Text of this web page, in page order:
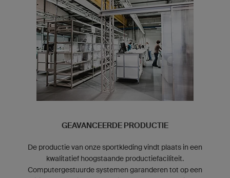
GEAVANCEERDE PRODUCTIE
De productie van onze sportkleding vindt plaats in een
kwalitatief hoogstaande productiefaciliteit.
Computergestuurde systemen garanderen tot op een